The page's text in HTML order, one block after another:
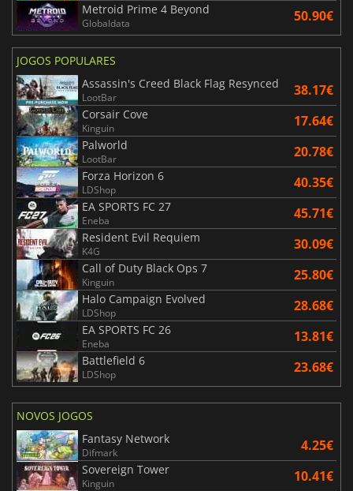
Metroid Prime 4 Beyond
Globaldata 50.90€
JOGOS POPULARES
Assassin's Creed Black Flag Resynced
LootBar 38.17€
Corsair Cove
Kinguin 17.64€
Palworld
LootBar 20.78€
Forza Horizon 6
LDShop 40.35€
EA SPORTS FC 27
Eneba 45.71€
Resident Evil Requiem
K4G 30.09€
Call of Duty Black Ops 7
Kinguin 25.80€
Halo Campaign Evolved
LDShop 28.68€
EA SPORTS FC 26
Eneba 13.81€
Battlefield 6
LDShop 23.68€
NOVOS JOGOS
Fantasy Network
Difmark 4.25€
Sovereign Tower
Kinguin 10.41€